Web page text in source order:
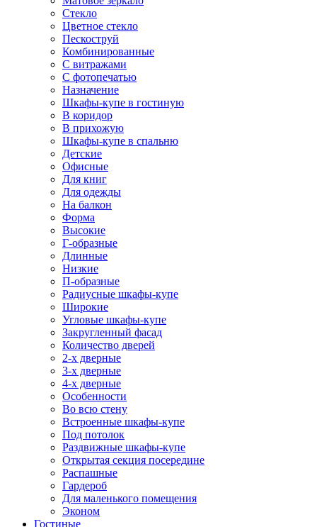
Стекло
Цветное стекло
Пескоструй
Комбинированные
С витражами
С фотопечатью
Назначение
Шкафы-купе в гостиную
В коридор
В прихожую
Шкафы-купе в спальню
Детские
Офисные
Для книг
Для одежды
На балкон
Форма
Высокие
Г-образные
Длинные
Низкие
П-образные
Радиусные шкафы-купе
Широкие
Угловые шкафы-купе
Закругленный фасад
Количество дверей
2-х дверные
3-х дверные
4-х дверные
Особенности
Во всю стену
Встроенные шкафы-купе
Под потолок
Раздвижные шкафы-купе
Открытая секция посередине
Распашные
Гардероб
Для маленького помещения
Эконом
Гостиные